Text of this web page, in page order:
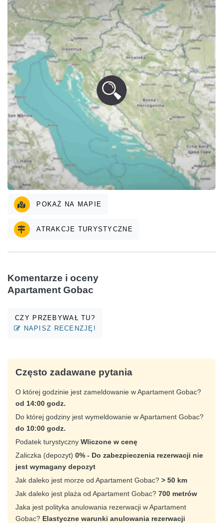
POKAŻ NA MAPIE
ATRAKCJE TURYSTYCZNE
Komentarze i oceny
Apartament Gobac
CZY PRZEBYWAŁ TU?
NAPISZ RECENZJĘ!
Często zadawane pytania
O której godzinie jest zameldowanie w Apartament Gobac?
od 14:00 godz.
Do której godziny jest wymeldowanie w Apartament Gobac?
do 10:00 godz.
Podatek turystyczny Wliczone w cenę
Zaliczka (depozyt) 0% - Do zabezpieczenia rezerwacji nie
jest wymagany depozyt
Jak daleko jest morze od Apartament Gobac? > 50 km
Jak daleko jest plaża od Apartament Gobac? 700 metrów
Jaka jest polityka anulowania rezerwacji w Apartament
Gobac? Elastyczne warunki anulowania rezerwacji